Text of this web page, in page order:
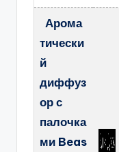
Арома
тически
й
диффуз
ор с
палочка
ми Beas